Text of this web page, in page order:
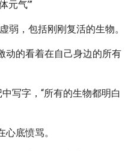
元气’”
弱，包括刚刚复活的生物。
动的看着在自己身边的所有
中写字，“所有的生物都明白
心底愤骂。